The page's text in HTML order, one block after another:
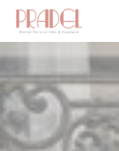
クッキー利用の管理について